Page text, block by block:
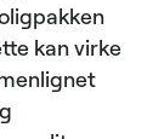
kan virke